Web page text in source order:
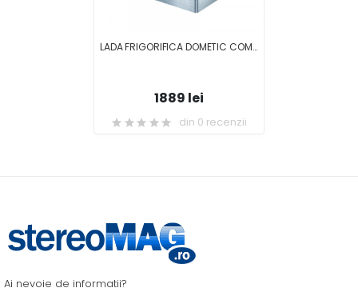
LADA FRIGORIFICA DOMETIC COMBICOOL ACX 3 40 EU ALIMENTARE GAZ/12V/230V
1889 lei
din 0 recenzii
Ai nevoie de informatii?